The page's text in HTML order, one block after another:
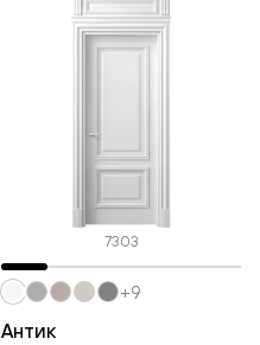
7303
Антик
+9